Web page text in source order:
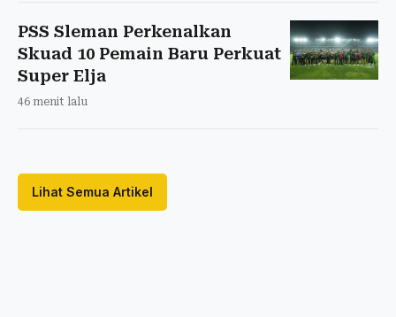
PSS Sleman Perkenalkan
Skuad 10 Pemain Baru Perkuat
Super Elja
46 menit lalu
Lihat Semua Artikel